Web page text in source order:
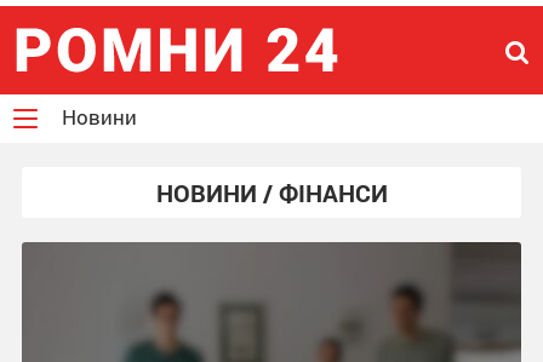
Новини
НОВИНИ / ФІНАНСИ